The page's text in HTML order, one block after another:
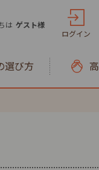
は ゲスト様
ログイン
選び方